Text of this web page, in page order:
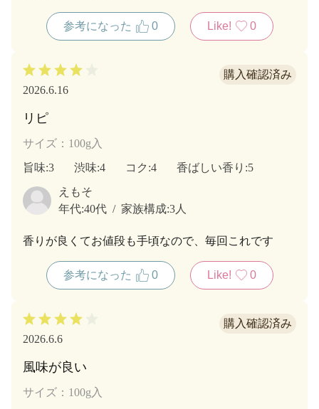
参考になった 0 Like! 0
2026.6.16
リピ
サイズ：100g入
旨味:3 渋味:4 コク :4 香ばしい香り :5
えもそ
年代:40代 家族構成:3人
香りが良くてお値段も手頃なので、毎回これです
参考になった 0 Like! 0
2026.6.6
風味が良い
サイズ：100g入